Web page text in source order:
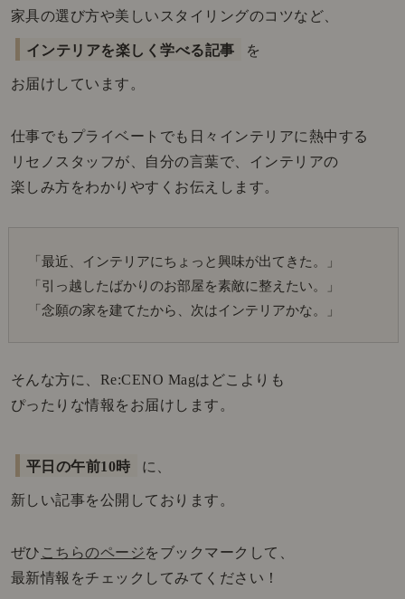
家具の選び方や美しいスタイリングのコツなど、
インテリアを楽しく学べる記事 を
お届けしています。
仕事でもプライベートでも日々インテリアに熱中する
リセノスタッフが、自分の言葉で、インテリアの
楽しみ方をわかりやすくお伝えします。
「最近、インテリアにちょっと興味が出てきた。」
「引っ越したばかりのお部屋を素敵に整えたい。」
「念願の家を建てたから、次はインテリアかな。」
そんな方に、Re:CENO Magはどこよりも
ぴったりな情報をお届けします。
平日の午前10時 に、
新しい記事を公開しております。
ぜひ こちらのページをブックマークして、
最新情報をチェックしてみてください！